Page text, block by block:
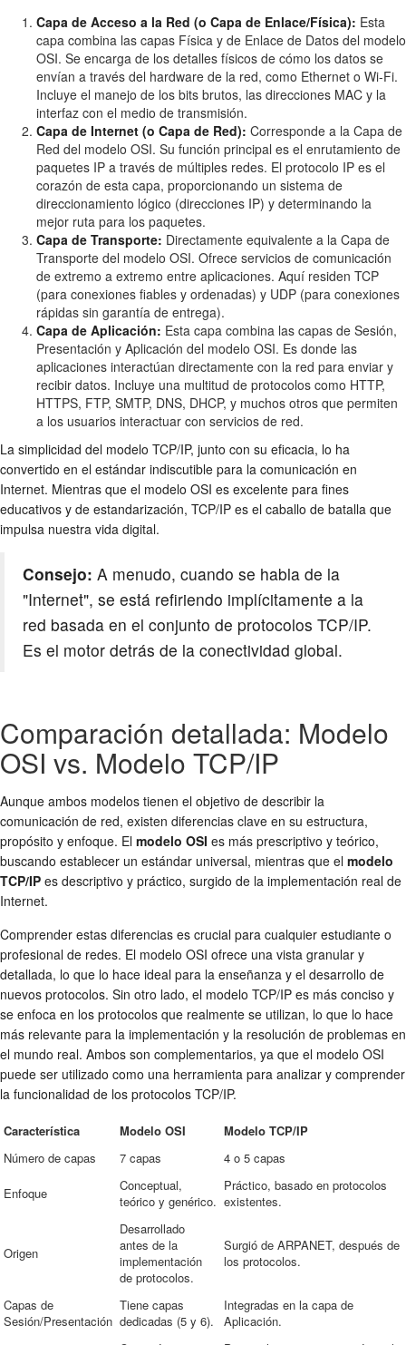
Capa de Acceso a la Red (o Capa de Enlace/Física): Esta
capa combina las capas Física y de Enlace de Datos del modelo
OSI. Se encarga de los detalles físicos de cómo los datos se
envían a través del hardware de la red, como Ethernet o Wi-Fi.
Incluye el manejo de los bits brutos, las direcciones MAC y la
interfaz con el medio de transmisión.
Capa de Internet (o Capa de Red): Corresponde a la Capa de
Red del modelo OSI. Su función principal es el enrutamiento de
paquetes IP a través de múltiples redes. El protocolo IP es el
corazón de esta capa, proporcionando un sistema de
direccionamiento lógico (direcciones IP) y determinando la
mejor ruta para los paquetes.
Capa de Transporte: Directamente equivalente a la Capa de
Transporte del modelo OSI. Ofrece servicios de comunicación
de extremo a extremo entre aplicaciones. Aquí residen TCP
(para conexiones fiables y ordenadas) y UDP (para conexiones
rápidas sin garantía de entrega).
Capa de Aplicación: Esta capa combina las capas de Sesión,
Presentación y Aplicación del modelo OSI. Es donde las
aplicaciones interactúan directamente con la red para enviar y
recibir datos. Incluye una multitud de protocolos como HTTP,
HTTPS, FTP, SMTP, DNS, DHCP, y muchos otros que permiten
a los usuarios interactuar con servicios de red.
La simplicidad del modelo TCP/IP, junto con su eficacia, lo ha
convertido en el estándar indiscutible para la comunicación en
Internet. Mientras que el modelo OSI es excelente para fines
educativos y de estandarización, TCP/IP es el caballo de batalla que
impulsa nuestra vida digital.
Consejo: A menudo, cuando se habla de la
"Internet", se está refiriendo implícitamente a la
red basada en el conjunto de protocolos TCP/IP.
Es el motor detrás de la conectividad global.
Comparación detallada: Modelo
OSI vs. Modelo TCP/IP
Aunque ambos modelos tienen el objetivo de describir la
comunicación de red, existen diferencias clave en su estructura,
propósito y enfoque. El modelo OSI es más prescriptivo y teórico,
buscando establecer un estándar universal, mientras que el modelo
TCP/IP es descriptivo y práctico, surgido de la implementación real de
Internet.
Comprender estas diferencias es crucial para cualquier estudiante o
profesional de redes. El modelo OSI ofrece una vista granular y
detallada, lo que lo hace ideal para la enseñanza y el desarrollo de
nuevos protocolos. Sin otro lado, el modelo TCP/IP es más conciso y
se enfoca en los protocolos que realmente se utilizan, lo que lo hace
más relevante para la implementación y la resolución de problemas en
el mundo real. Ambos son complementarios, ya que el modelo OSI
puede ser utilizado como una herramienta para analizar y comprender
la funcionalidad de los protocolos TCP/IP.
Característica Modelo OSI
Modelo TCP/IP
Número de capas
7 capas 4 o 5 capas
Enfoque
Conceptual,
teórico y genérico.
Práctico, basado en protocolos
existentes.
Origen
Desarrollado
antes de la
implementación
de protocolos.
Surgió de ARPANET, después de
los protocolos.
Capas de
Sesión/Presentación
Tiene capas
dedicadas (5 y 6).
Integradas en la capa de
Aplicación.